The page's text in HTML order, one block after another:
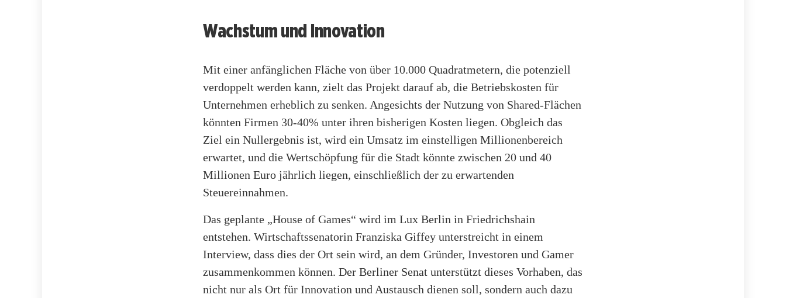
Wachstum und Innovation
Mit einer anfänglichen Fläche von über 10.000 Quadratmetern, die potenziell
verdoppelt werden kann, zielt das Projekt darauf ab, die Betriebskosten für
Unternehmen erheblich zu senken. Angesichts der Nutzung von Shared-Flächen
könnten Firmen 30-40% unter ihren bisherigen Kosten liegen. Obgleich das
Ziel ein Nullergebnis ist, wird ein Umsatz im einstelligen Millionenbereich
erwartet, und die Wertschöpfung für die Stadt könnte zwischen 20 und 40
Millionen Euro jährlich liegen, einschließlich der zu erwartenden
Steuereinnahmen.
Das geplante „House of Games“ wird im Lux Berlin in Friedrichshain
entstehen. Wirtschaftssenatorin Franziska Giffey unterstreicht in einem
Interview, dass dies der Ort sein wird, an dem Gründer, Investoren und Gamer
zusammenkommen können. Der Berliner Senat unterstützt dieses Vorhaben, das
nicht nur als Ort für Innovation und Austausch dienen soll, sondern auch dazu